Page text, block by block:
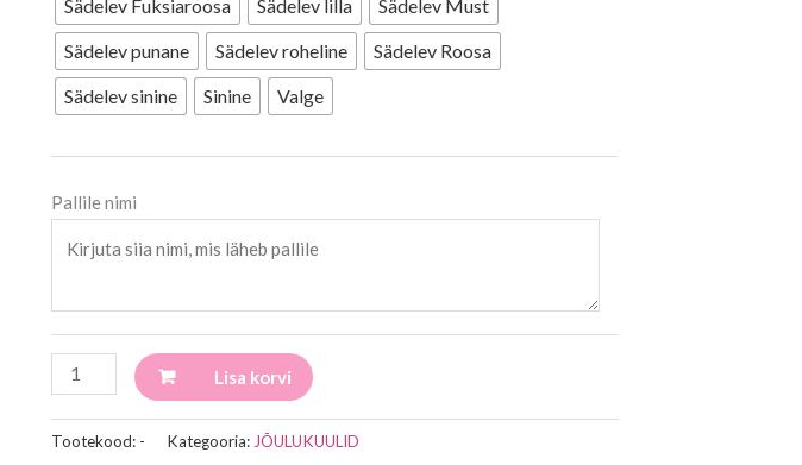
Sädelev Fuksiaroosa
Sädelev lilla
Sädelev Must
Sädelev punane
Sädelev roheline
Sädelev Roosa
Sädelev sinine
Sinine Valge
Pallile nimi
Lisa korvi
Tootekood: - Kategooria:JÕULUKUULID